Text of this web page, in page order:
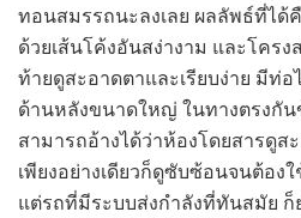
ทอนสมรรถนะลงเลย ผลลัพธ์ที่ได้
ด้วยเส้นโค้งอันสง่างาม และโคร
ท้ายดูสะอาดตาและเรียบง่าย มีท่อ
ด้านหลังขนาดใหญ่ ในทางตรงกั
สามารถอ้างได้ว่าห้องโดยสารดู
เพียงอย่างเดียวก็ดูซับซ้อนจนต้อ
แต่รถที่มีระบบส่งกำลังที่ทันสมัย